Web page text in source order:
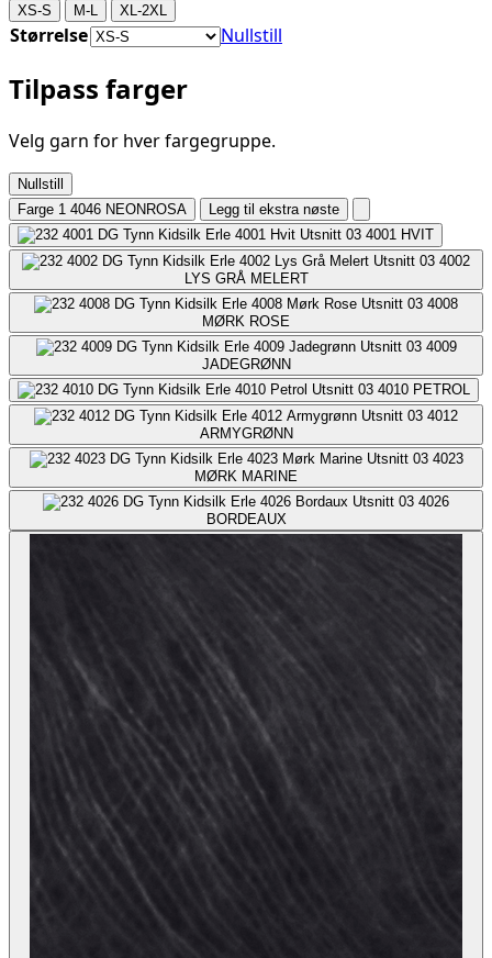
XS-S M-L XL-2XL
Størrelse Nullstill
Tilpass farger
Velg garn for hver fargegruppe.
Nullstill
Farge 1 4046 NEONROSA
Legg til ekstra nøste
4001 HVIT
4002
LYS GRÅ MELERT
4008
MØRK ROSE
4009
JADEGRØNN
4010 PETROL
4012
ARMYGRØNN
4023
MØRK MARINE
4026
BORDEAUX